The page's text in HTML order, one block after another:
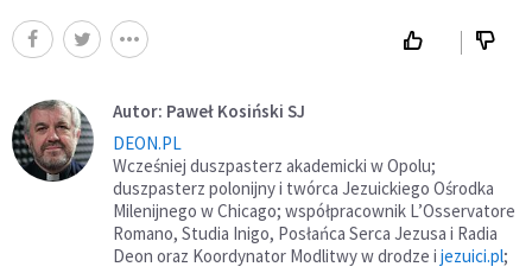
Autor: Paweł Kosiński SJ
DEON.PL
Wcześniej duszpasterz akademicki w Opolu;
duszpasterz polonijny i twórca Jezuickiego Ośrodka
Milenijnego w Chicago; współpracownik L’Osservatore
Romano, Studia Inigo, Posłańca Serca Jezusa i Radia
Deon oraz Koordynator Modlitwy w drodze i jezuici.pl;